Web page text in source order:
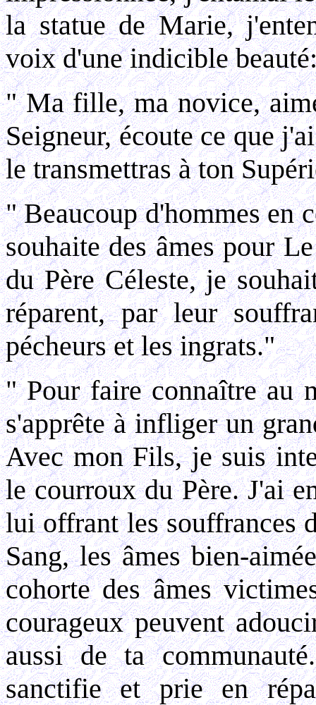
la statue de Marie,
voix d'une indicible
" Ma fille, ma novice,
Seigneur, écoute ce que
le transmettras à ton
" Beaucoup d'hommes en
souhaite des âmes pour
du Père Céleste, je
réparent, par leur
pécheurs et les ingrats."
" Pour faire connaître au
s'apprête à infliger un
Avec mon Fils, je suis
le courroux du Père. J'ai
lui offrant les souffrances
Sang, les âmes bien-
cohorte des âmes
courageux peuvent
aussi de ta
sanctifie et prie en